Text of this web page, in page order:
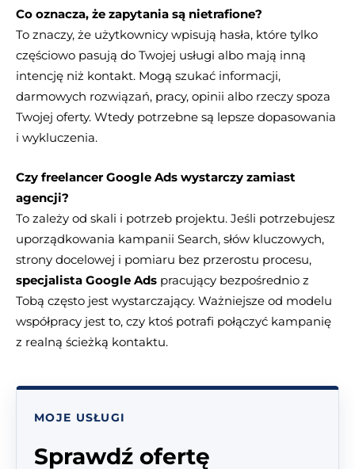
Co oznacza, że zapytania są nietrafione?
To znaczy, że użytkownicy wpisują hasła, które tylko
częściowo pasują do Twojej usługi albo mają inną
intencję niż kontakt. Mogą szukać informacji,
darmowych rozwiązań, pracy, opinii albo rzeczy spoza
Twojej oferty. Wtedy potrzebne są lepsze dopasowania
i wykluczenia.
Czy freelancer Google Ads wystarczy zamiast
agencji?
To zależy od skali i potrzeb projektu. Jeśli potrzebujesz
uporządkowania kampanii Search, słów kluczowych,
strony docelowej i pomiaru bez przerostu procesu,
specjalista Google Ads pracujący bezpośrednio z
Tobą często jest wystarczający. Ważniejsze od modelu
współpracy jest to, czy ktoś potrafi połączyć kampanię
z realną ścieżką kontaktu.
MOJE USŁUGI
Sprawdź ofertę